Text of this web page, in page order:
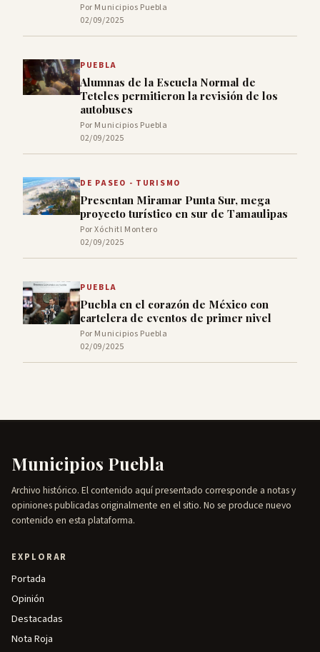
Por Municipios Puebla
02/09/2025
PUEBLA
Alumnas de la Escuela Normal de
Teteles permitieron la revisión de los
autobuses
Por Municipios Puebla
02/09/2025
DE PASEO - TURISMO
Presentan Miramar Punta Sur, mega
proyecto turístico en sur de Tamaulipas
Por Xóchitl Montero
02/09/2025
PUEBLA
Puebla en el corazón de México con
cartelera de eventos de primer nivel
Por Municipios Puebla
02/09/2025
Municipios Puebla
Archivo histórico. El contenido aquí presentado corresponde a notas y
opiniones publicadas originalmente en el sitio. No se produce nuevo
contenido en esta plataforma.
EXPLORAR
Portada
Opinión
Destacadas
Nota Roja